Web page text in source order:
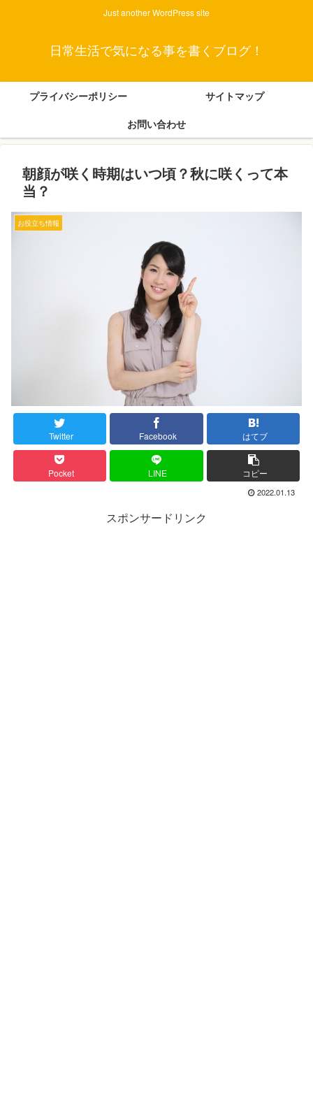
Just another WordPress site
日常生活で気になる事を書くブログ！
プライバシーポリシー
サイトマップ
お問い合わせ
朝顔が咲く時期はいつ頃？秋に咲くって本
当？
お役立ち情報
Twitter Facebook はてブ
Pocket LINE コピー
2022.01.13
スポンサードリンク